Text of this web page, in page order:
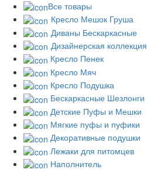
Все товары
Кресло Мешок Груша
Диваны Бескаркасные
Дизайнерская коллекция
Кресло Пенек
Кресло Мяч
Кресло Подушка
Бескаркасные Шезлонги
Детские Пуфы и Мешки
Мягкие пуфы и пуфики
Декоративные подушки
Лежаки для питомцев
Наполнитель